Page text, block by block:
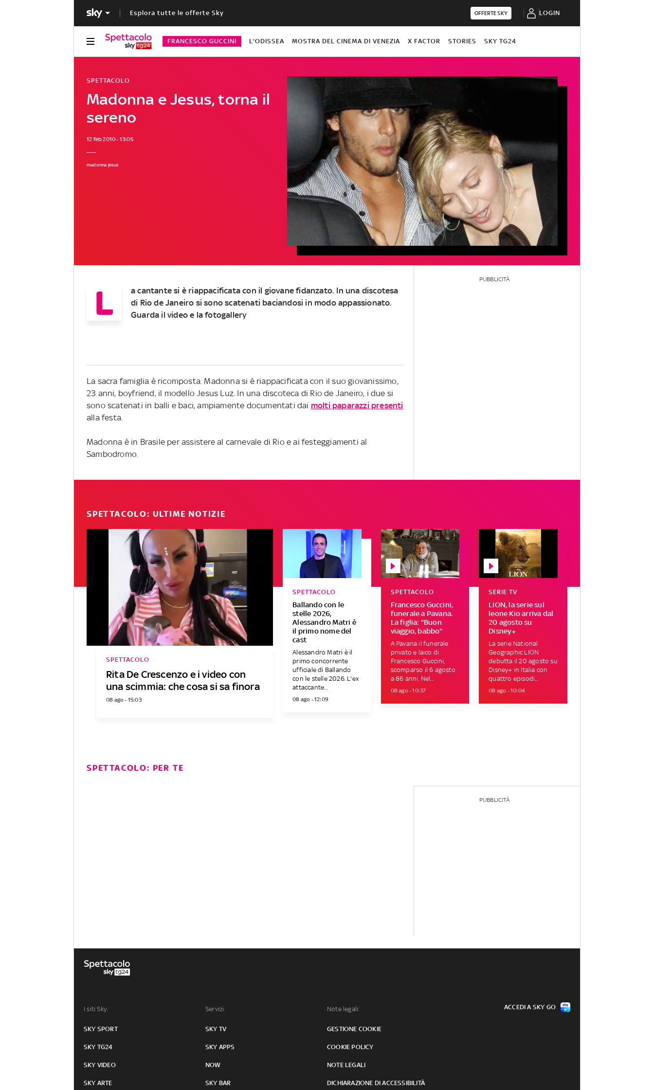
Esplora tutte le offerte Sky OFFERTE SKY LOGIN
FRANCESCO GUCCINI L'ODISSEA MOSTRA DEL CINEMA DI VENEZIA X FACTOR STORIES SKY TG24
Madonna e Jesus, torna il
sereno
SPETTACOLO
12 feb 2010 - 13:05
madonna jesus
L
a cantante si è riappacificata con il giovane fidanzato. In una discotesa
di Rio de Janeiro si sono scatenati baciandosi in modo appassionato.
Guarda il video e la fotogallery
La sacra famiglia è ricomposta. Madonna si è riappacificata con il suo giovanissimo,
23 anni, boyfriend, il modello Jesus Luz. In una discoteca di Rio de Janeiro, i due si
sono scatenati in balli e baci, ampiamente documentati dai molti paparazzi presenti
alla festa.
Madonna è in Brasile per assistere al carnevale di Rio e ai festeggiamenti al
Sambodromo.
PUBBLICITÀ
SPETTACOLO: ULTIME NOTIZIE
Rita De Crescenzo e i video con
una scimmia: che cosa si sa finora
SPETTACOLO
08 ago - 15:03
Ballando con le
stelle 2026,
Alessandro Matri è
il primo nome del
cast
SPETTACOLO
Alessandro Matri è il
primo concorrente
ufficiale di Ballando
con le stelle 2026. L'ex
attaccante...
08 ago - 12:09
Francesco Guccini,
funerale a Pavana.
La figlia: "Buon
viaggio, babbo"
SPETTACOLO
A Pavana il funerale
privato e laico di
Francesco Guccini,
scomparso il 6 agosto
a 86 anni. Nel...
08 ago - 10:37
LION, la serie sul
leone Kio arriva dal
20 agosto su
Disney+
SERIE TV
La serie National
Geographic LION
debutta il 20 agosto su
Disney+ in Italia con
quattro episodi...
08 ago - 10:04
SPETTACOLO: PER TE
PUBBLICITÀ
I siti Sky:
SKY SPORT
SKY TG24
SKY VIDEO
SKY ARTE
Servizi:
SKY TV
SKY APPS
NOW
SKY BAR
Note legali:
GESTIONE COOKIE
COOKIE POLICY
NOTE LEGALI
DICHIARAZIONE DI ACCESSIBILITÀ
ACCEDI A SKY GO